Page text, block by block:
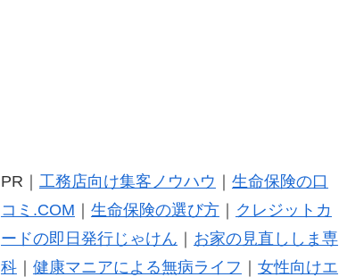
PR｜ 工務店向け集客ノウハウ
生命保険の口
コミ.COM
生命保険の選び方｜
クレジットカ
ードの即日発行じゃけん
お家の見直ししま専
科｜ 健康マニアによる無病ライフ 女性向けエ